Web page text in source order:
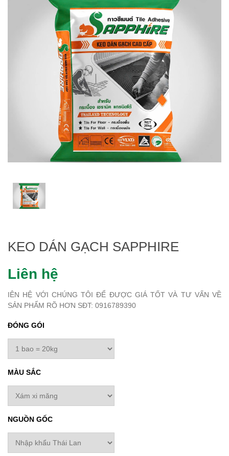
KEO DÁN GẠCH SAPPHIRE
Liên hệ
IÊN HỆ VỚI CHÚNG TÔI ĐỂ ĐƯỢC GIÁ TỐT VÀ TƯ VẤN VỀ
SẢN PHẨM RÕ HƠN SĐT: 0916789390
ĐÓNG GÓI
MÀU SẮC
NGUỒN GỐC